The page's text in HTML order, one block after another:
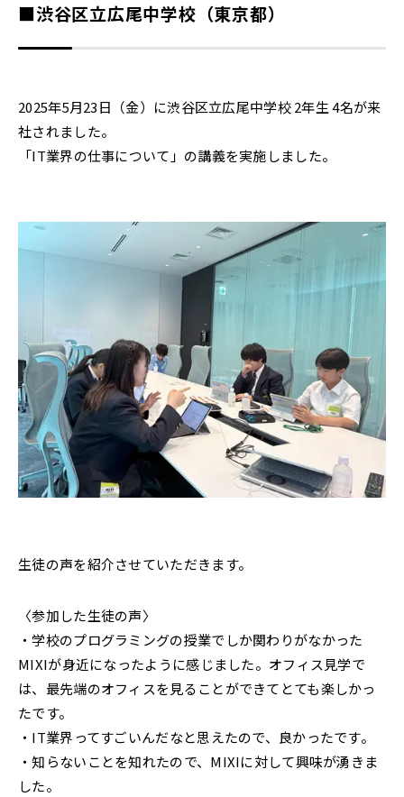
■渋谷区立広尾中学校（東京都）
2025年5月23日（金）に渋谷区立広尾中学校 2年生 4名が来
社されました。
「IT業界の仕事について」の講義を実施しました。
生徒の声を紹介させていただきます。
〈参加した生徒の声〉
・学校のプログラミングの授業でしか関わりがなかった
MIXIが身近になったように感じました。オフィス見学で
は、最先端のオフィスを見ることができてとても楽しかっ
たです。
・IT業界ってすごいんだなと思えたので、良かったです。
・知らないことを知れたので、MIXIに対して興味が湧きま
した。